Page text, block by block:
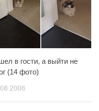
в гости, а выйти не
(14 фото)